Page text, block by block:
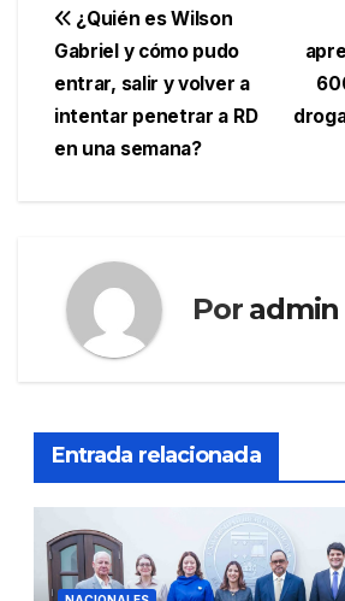
Navegación
de
entradas
¿Quién es Wilson
Gabriel y cómo pudo
entrar, salir y volver a
intentar penetrar a RD
en una semana?
Por admin
Entrada relacionada